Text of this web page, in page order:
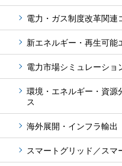
電力・ガス制度改革関連
新エネルギー・再生可能
電力市場シミュレーショ
環境・エネルギー・資源
ス
海外展開・インフラ輸出
スマートグリッド／スマ